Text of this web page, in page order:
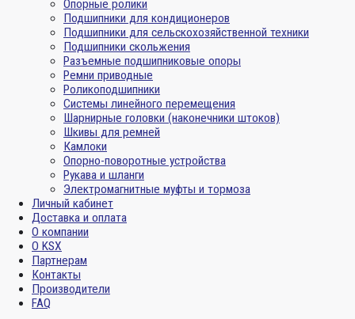
Опорные ролики
Подшипники для кондиционеров
Подшипники для сельскохозяйственной техники
Подшипники скольжения
Разъемные подшипниковые опоры
Ремни приводные
Роликоподшипники
Системы линейного перемещения
Шарнирные головки (наконечники штоков)
Шкивы для ремней
Камлоки
Опорно-поворотные устройства
Рукава и шланги
Электромагнитные муфты и тормоза
Личный кабинет
Доставка и оплата
О компании
О KSX
Партнерам
Контакты
Производители
FAQ